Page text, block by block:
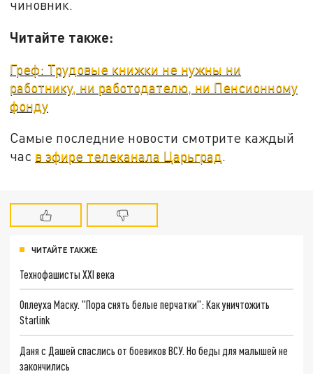
чиновник.
Читайте также:
Греф: Трудовые книжки не нужны ни
работнику, ни работодателю, ни Пенсионному
фонду
Самые последние новости смотрите каждый
час в эфире телеканала Царьград.
ЧИТАЙТЕ ТАКЖЕ:
Технофашисты XXI века
Оплеуха Маску. "Пора снять белые перчатки": Как уничтожить
Starlink
Даня с Дашей спаслись от боевиков ВСУ. Но беды для малышей не
закончились